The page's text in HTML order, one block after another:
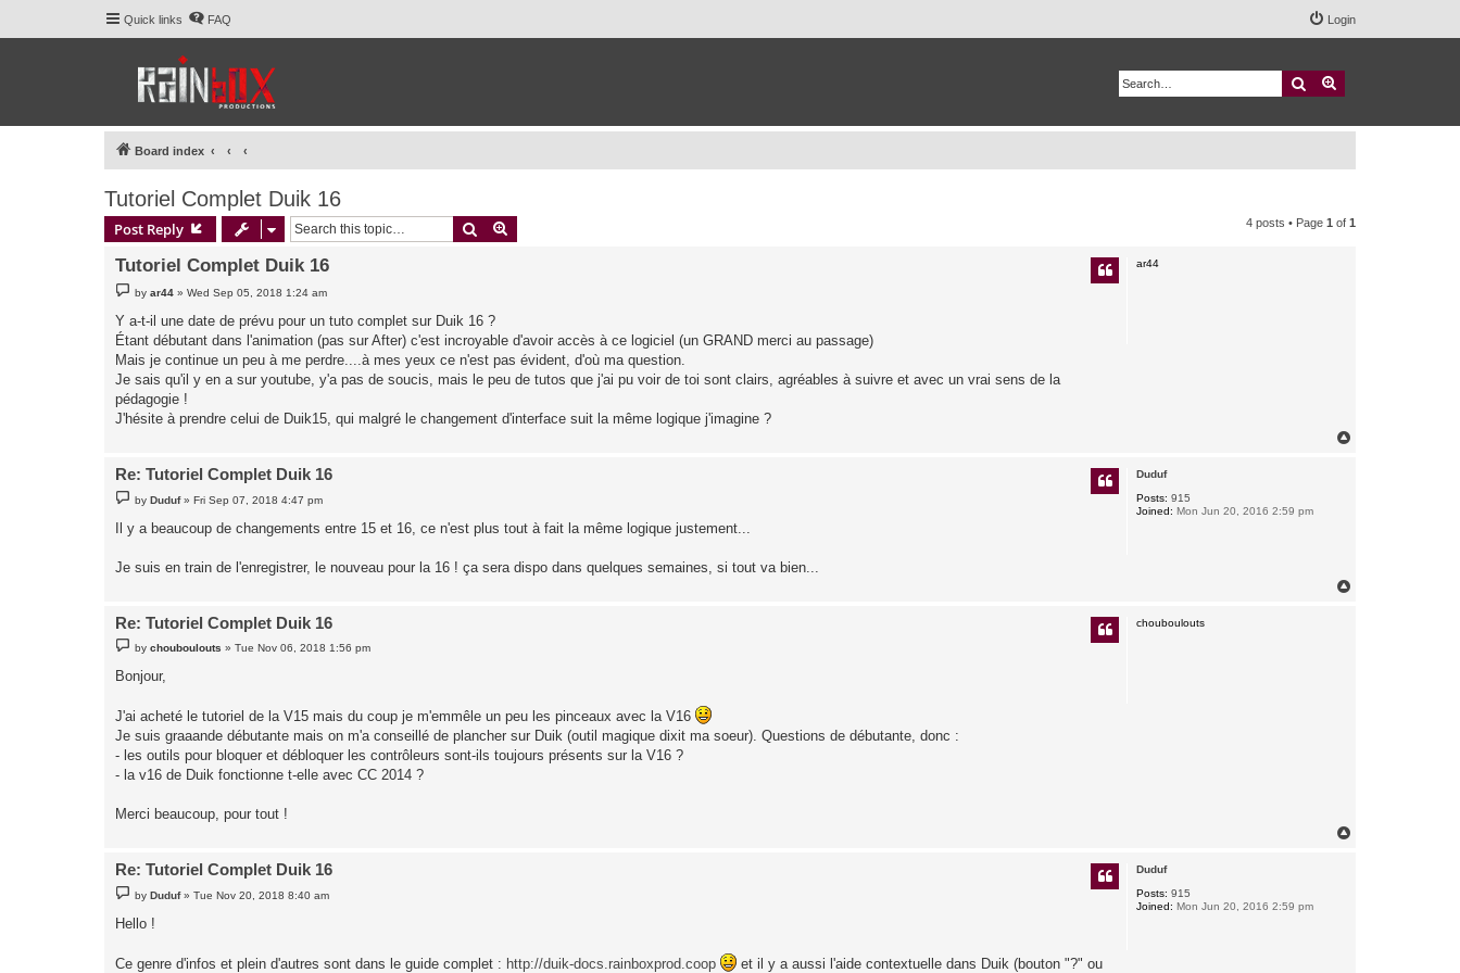
Quick links FAQ Login
Search
Board index
Tutoriel Complet Duik 16
Post Reply Search 4 posts • Page 1 of 1
ar44
Tutoriel Complet Duik 16
P
o
t
byar44 »Wed Sep 05, 2018 1:24 am
Y a-t-il une date de prévu pour un tuto complet sur Duik 16 ?
Étant débutant dans l'animation (pas sur After) c'est incroyable d'avoir accès à ce logiciel (un GRAND merci au passage)
Mais je continue un peu à me perdre....à mes yeux ce n'est pas évident, d'où ma question.
Je sais qu'il y en a sur youtube, y'a pas de soucis, mais le peu de tutos que j'ai pu voir de toi sont clairs, agréables à suivre et avec un vrai sens de la
pédagogie !
J'hésite à prendre celui de Duik15, qui malgré le changement d'interface suit la même logique j'imagine ?
Duduf
Posts: 915
Joined: Mon Jun 20, 2016 2:59 pm
Re: Tutoriel Complet Duik 16
P
o
t
byDuduf»Fri Sep 07, 2018 4:47 pm
Il y a beaucoup de changements entre 15 et 16, ce n'est plus tout à fait la même logique justement...
Je suis en train de l'enregistrer, le nouveau pour la 16 ! ça sera dispo dans quelques semaines, si tout va bien...
chouboulouts
Re: Tutoriel Complet Duik 16
P
o
t
bychouboulouts »Tue Nov 06, 2018 1:56 pm
Bonjour,
J'ai acheté le tutoriel de la V15 mais du coup je m'emmêle un peu les pinceaux avec la V16
Je suis graaande débutante mais on m'a conseillé de plancher sur Duik (outil magique dixit ma soeur). Questions de débutante, donc :
- les outils pour bloquer et débloquer les contrôleurs sont-ils toujours présents sur la V16 ?
- la v16 de Duik fonctionne t-elle avec CC 2014 ?
Merci beaucoup, pour tout !
Duduf
Posts: 915
Joined: Mon Jun 20, 2016 2:59 pm
Re: Tutoriel Complet Duik 16
P
o
s
t
byDuduf»Tue Nov 20, 2018 8:40 am
Hello !
Ce genre d'infos et plein d'autres sont dans le guide complet : http://duik-docs.rainboxprod.coop et il y a aussi l'aide contextuelle dans Duik (bouton "?" ou